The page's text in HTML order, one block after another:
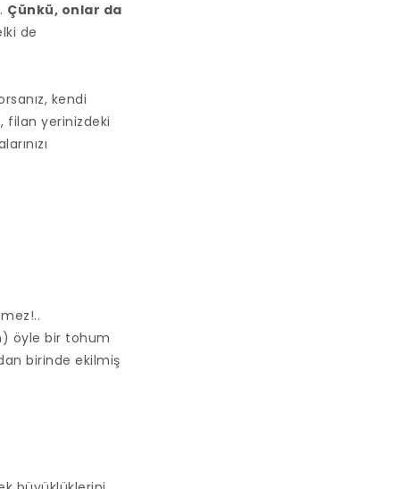
Çünkü, onlar da
de
kendi
filan yerinizdeki
öyle bir tohum
birinde ekilmiş